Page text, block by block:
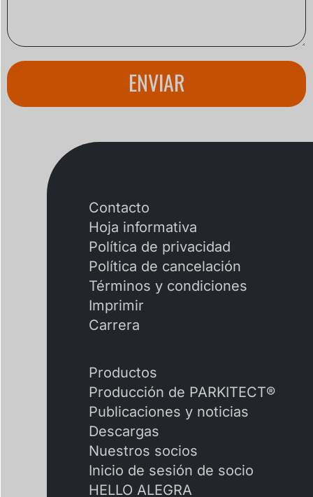
ENVIAR
Contacto
Hoja informativa
Política de privacidad
Política de cancelación
Términos y condiciones
Imprimir
Carrera
Productos
Producción de PARKITECT®
Publicaciones y noticias
Descargas
Nuestros socios
Inicio de sesión de socio
HELLO ALEGRA